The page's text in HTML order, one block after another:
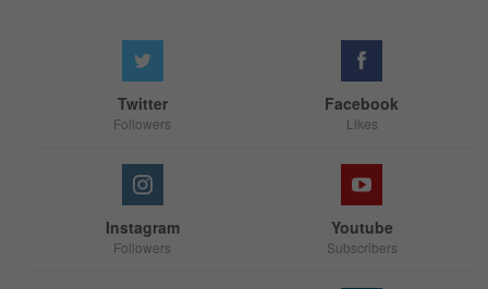
Facebook
Likes
Twitter
Followers
Youtube
Subscribers
Instagram
Followers